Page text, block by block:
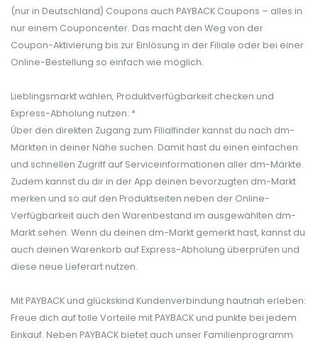
(nur in Deutschland) Coupons auch PAYBACK Coupons – alles in
nur einem Couponcenter. Das macht den Weg von der
Coupon-Aktivierung bis zur Einlösung in der Filiale oder bei einer
Online-Bestellung so einfach wie möglich.
Lieblingsmarkt wählen, Produktverfügbarkeit checken und
Express-Abholung nutzen: *
Über den direkten Zugang zum Filialfinder kannst du nach dm-
Märkten in deiner Nähe suchen. Damit hast du einen einfachen
und schnellen Zugriff auf Serviceinformationen aller dm-Märkte.
Zudem kannst du dir in der App deinen bevorzugten dm-Markt
merken und so auf den Produktseiten neben der Online-
Verfügbarkeit auch den Warenbestand im ausgewählten dm-
Markt sehen. Wenn du deinen dm-Markt gemerkt hast, kannst du
auch deinen Warenkorb auf Express-Abholung überprüfen und
diese neue Lieferart nutzen.
Mit PAYBACK und glückskind Kundenverbindung hautnah erleben:
Freue dich auf tolle Vorteile mit PAYBACK und punkte bei jedem
Einkauf. Neben PAYBACK bietet auch unser Familienprogramm